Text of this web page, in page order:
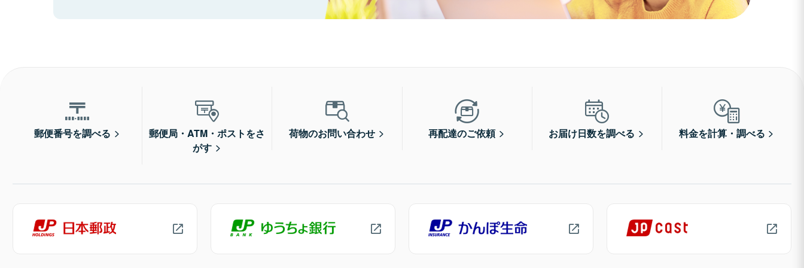
郵便番号を調べる
郵便局・ATM・ポストをさ
がす
荷物のお問い合わせ 再配達のご依頼 お届け日数を調べる 料金を計算・調べる